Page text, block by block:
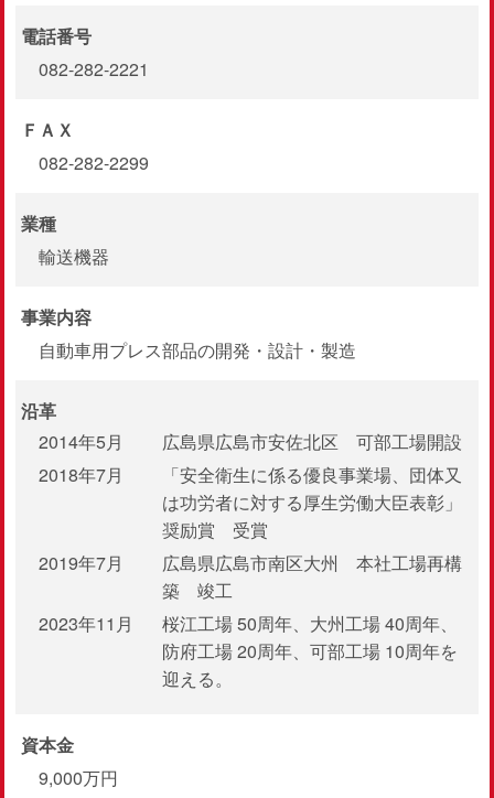
電話番号
082-282-2221
ＦＡＸ
082-282-2299
業種
輸送機器
事業内容
自動車用プレス部品の開発・設計・製造
沿革
2014年5月
広島県広島市安佐北区 可部工場開設
2018年7月
「安全衛生に係る優良事業場、団体又
は功労者に対する厚生労働大臣表彰」
奨励賞 受賞
2019年7月
広島県広島市南区大州 本社工場再構
築 竣工
2023年11月
桜江工場 50周年、大州工場 40周年、
防府工場 20周年、可部工場 10周年を
迎える。
資本金
9,000万円